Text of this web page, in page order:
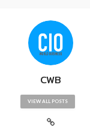
CWB
VIEW ALL POSTS